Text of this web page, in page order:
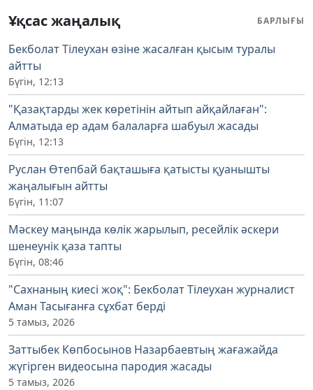
Ұқсас жаңалық БАРЛЫҒЫ
Бекболат Тілеухан өзіне жасалған қысым туралы
айтты
Бүгін, 12:13
"Қазақтарды жек көретінін айтып айқайлаған":
Алматыда ер адам балаларға шабуыл жасады
Бүгін, 12:13
Руслан Өтепбай бақташыға қатысты қуанышты
жаңалығын айтты
Бүгін, 11:07
Мәскеу маңында көлік жарылып, ресейлік әскери
шенеунік қаза тапты
Бүгін, 08:46
"Сахнаның киесі жоқ": Бекболат Тілеухан журналист
Аман Тасығанға сұхбат берді
5 тамыз, 2026
Заттыбек Көпбосынов Назарбаевтың жағажайда
жүгірген видеосына пародия жасады
5 тамыз, 2026